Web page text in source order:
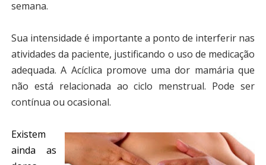
semana.
Sua intensidade é importante a ponto de interferir nas
atividades da paciente, justificando o uso de medicação
adequada. A Acíclica promove uma dor mamária que
não está relacionada ao ciclo menstrual. Pode ser
contínua ou ocasional.
Existem
ainda as